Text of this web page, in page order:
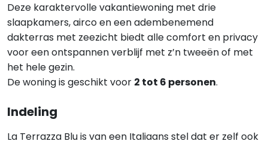
Deze karaktervolle vakantiewoning met drie
slaapkamers, airco en een adembenemend
dakterras met zeezicht biedt alle comfort en privacy
voor een ontspannen verblijf met z’n tweeën of met
het hele gezin.
De woning is geschikt voor 2 tot 6 personen.
Indeling
La Terrazza Blu is van een Italiaans stel dat er zelf ook